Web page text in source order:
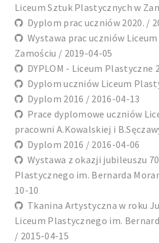
Liceum Sztuk Plastycznych w
Dyplom prac uczniów 2020. /
Wystawa prac uczniów
Zamościu / 2019-04-05
DYPLOM - Liceum Plastyczne
Dyplom uczniów Liceum
Dyplom 2016 / 2016-04-13
Prace dyplomowe uczniów
pracowni A.Kowalskiej i
Dyplom 2016 / 2016-04-06
Wystawa z okazji jubileuszu
Plastycznego im. Bernarda
10-10
Tkanina Artystyczna w roku
Liceum Plastycznego im.
/ 2015-04-15